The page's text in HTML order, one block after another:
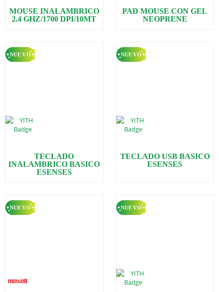
MOUSE INALAMBRICO
2.4 GHZ/1700 DPI/10MT
PAD MOUSE CON GEL
NEOPRENE
TECLADO
INALAMBRICO BASICO
ESENSES
TECLADO USB BASICO
ESENSES